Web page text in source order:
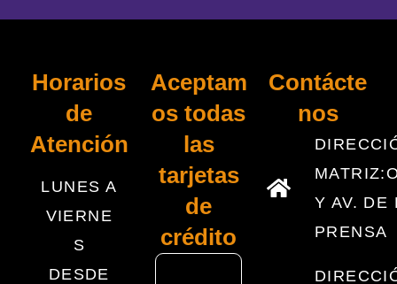
Horarios
de
Atención
LUNES A
VIERNE
S
DESDE
Aceptam
os todas
las
tarjetas
de
crédito
Contácte
nos
Y AV. DE
PRENSA